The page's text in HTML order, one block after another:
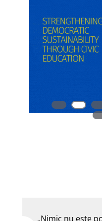
„Nimic nu este